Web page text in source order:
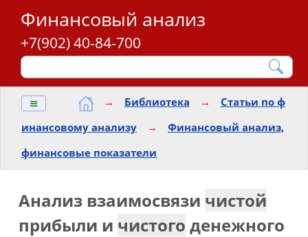
Финансовый анализ
+7(902) 40-84-700
≡ → Библиотека →
Статьи по ф
инансовому анализу
→
Финансовый анализ,
финансовые показатели
Анализ взаимосвязи чистой
прибыли и чистого денежного